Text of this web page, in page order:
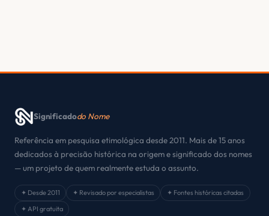
Significadodo Nome
Referência em pesquisa etimológica desde 2011. Mais de 15 anos
dedicados à precisão histórica na origem e significado dos nomes
— um projeto de quem realmente estuda o assunto.
✦ Desde 2011 ✦ Revisado por especialistas
✦ Fontes históricas citadas
✦ API gratuita